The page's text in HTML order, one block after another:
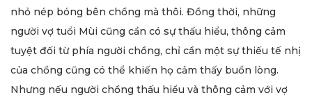
nhỏ nép bóng bên chồng mà thôi. Đồng thời, những
người vợ tuổi Mùi cũng cần có sự thấu hiểu, thông cảm
tuyệt đối từ phía người chồng, chỉ cần một sự thiếu tế nhị
của chồng cũng có thể khiến họ cảm thấy buồn lòng.
Nhưng nếu người chồng thấu hiểu và thông cảm với vợ